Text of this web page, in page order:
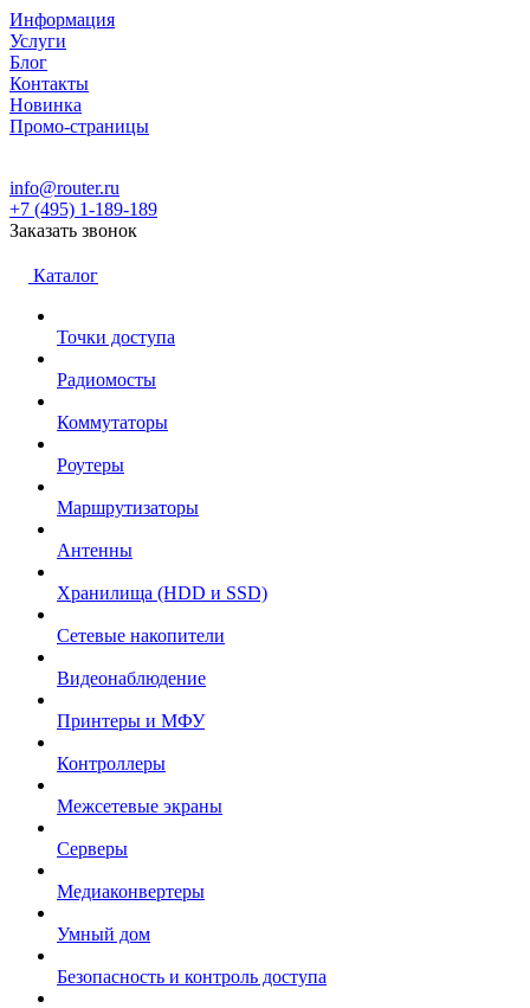
Информация
Услуги
Блог
Контакты
Новинка
Промо-страницы
info@router.ru
+7 (495) 1-189-189
Заказать звонок
Каталог
Точки доступа
Радиомосты
Коммутаторы
Роутеры
Маршрутизаторы
Антенны
Хранилища (HDD и SSD)
Сетевые накопители
Видеонаблюдение
Принтеры и МФУ
Контроллеры
Межсетевые экраны
Серверы
Медиаконвертеры
Умный дом
Безопасность и контроль доступа